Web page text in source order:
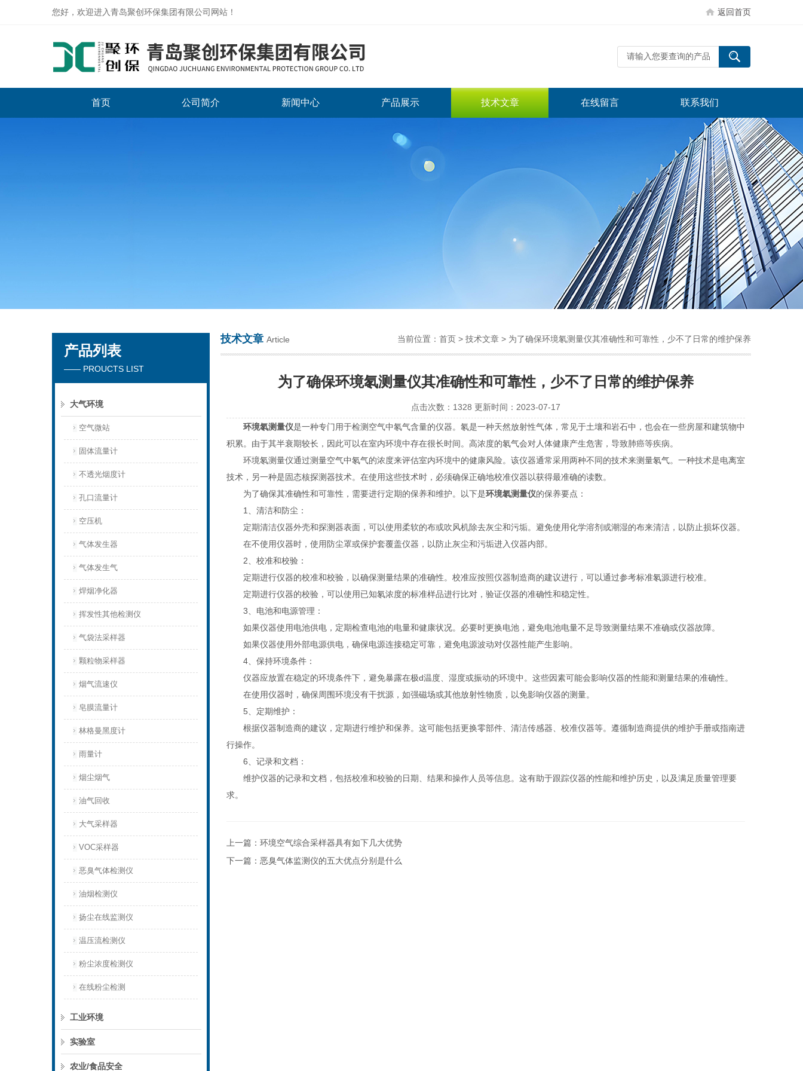
您好，欢迎进入青岛聚创环保集团有限公司网站！ 返回首页
首页 公司简介 新闻中心 产品展示 技术文章 在线留言 联系我们
产品列表
—— PROUCTS LIST
大气环境
空气微站
固体流量计
不透光烟度计
孔口流量计
空压机
气体发生器
气体发生气
焊烟净化器
挥发性其他检测仪
气袋法采样器
颗粒物采样器
烟气流速仪
皂膜流量计
林格曼黑度计
雨量计
烟尘烟气
油气回收
大气采样器
VOC采样器
恶臭气体检测仪
油烟检测仪
扬尘在线监测仪
温压流检测仪
粉尘浓度检测仪
在线粉尘检测
工业环境
实验室
农业/食品安全
技术文章 Article 当前位置： 首页 > 技术文章 > 为了确保环境氡测量仪其准确性和可靠性，少不了日常的维护保养
为了确保环境氡测量仪其准确性和可靠性，少不了日常的维护保养
点击次数：1328 更新时间：2023-07-17
环境氡测量仪是一种专门用于检测空气中氡气含量的仪器。氡是一种天然放射性气体，常见于土壤和岩石中，也会在一些房屋和建筑物中
积累。由于其半衰期较长，因此可以在室内环境中存在很长时间。高浓度的氡气会对人体健康产生危害，导致肺癌等疾病。
环境氡测量仪通过测量空气中氡气的浓度来评估室内环境中的健康风险。该仪器通常采用两种不同的技术来测量氡气。一种技术是电离室
技术，另一种是固态核探测器技术。在使用这些技术时，必须确保正确地校准仪器以获得最准确的读数。
为了确保其准确性和可靠性，需要进行定期的保养和维护。以下是环境氡测量仪的保养要点：
1、清洁和防尘：
定期清洁仪器外壳和探测器表面，可以使用柔软的布或吹风机除去灰尘和污垢。避免使用化学溶剂或潮湿的布来清洁，以防止损坏仪器。
在不使用仪器时，使用防尘罩或保护套覆盖仪器，以防止灰尘和污垢进入仪器内部。
2、校准和校验：
定期进行仪器的校准和校验，以确保测量结果的准确性。校准应按照仪器制造商的建议进行，可以通过参考标准氡源进行校准。
定期进行仪器的校验，可以使用已知氡浓度的标准样品进行比对，验证仪器的准确性和稳定性。
3、电池和电源管理：
如果仪器使用电池供电，定期检查电池的电量和健康状况。必要时更换电池，避免电池电量不足导致测量结果不准确或仪器故障。
如果仪器使用外部电源供电，确保电源连接稳定可靠，避免电源波动对仪器性能产生影响。
4、保持环境条件：
仪器应放置在稳定的环境条件下，避免暴露在极d温度、湿度或振动的环境中。这些因素可能会影响仪器的性能和测量结果的准确性。
在使用仪器时，确保周围环境没有干扰源，如强磁场或其他放射性物质，以免影响仪器的测量。
5、定期维护：
根据仪器制造商的建议，定期进行维护和保养。这可能包括更换零部件、清洁传感器、校准仪器等。遵循制造商提供的维护手册或指南进
行操作。
6、记录和文档：
维护仪器的记录和文档，包括校准和校验的日期、结果和操作人员等信息。这有助于跟踪仪器的性能和维护历史，以及满足质量管理要
求。
上一篇： 环境空气综合采样器具有如下几大优势
下一篇： 恶臭气体监测仪的五大优点分别是什么